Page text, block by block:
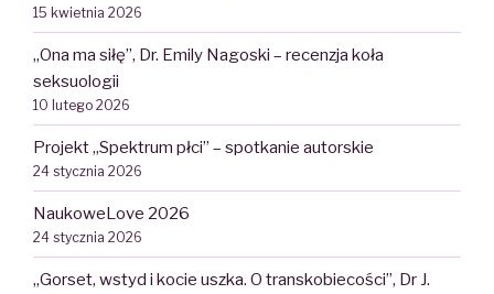
15 kwietnia 2026
„Ona ma siłę”, Dr. Emily Nagoski – recenzja koła
seksuologii
10 lutego 2026
Projekt „Spektrum płci” – spotkanie autorskie
24 stycznia 2026
NaukoweLove 2026
24 stycznia 2026
„Gorset, wstyd i kocie uszka. O transkobiecości”, Dr J.